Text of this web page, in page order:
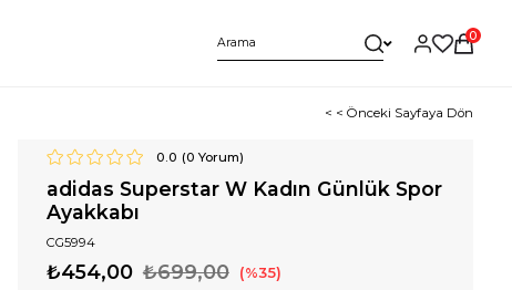
0
< < Önceki Sayfaya Dön
0.0 (0 Yorum)
adidas Superstar W Kadın Günlük Spor
Ayakkabı
CG5994
₺699,00
₺454,00 35